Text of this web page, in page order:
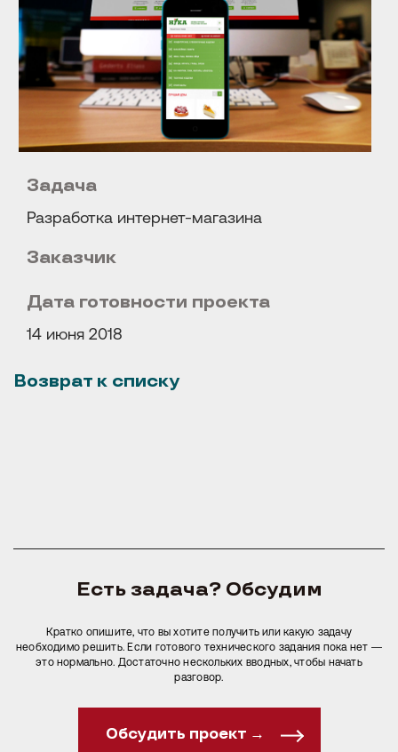
Обсудить проект →
Задача
Разработка интернет-магазина
Заказчик
Дата готовности проекта
14 июня 2018
Возврат к списку
Есть задача? Обсудим
Кратко опишите, что вы хотите получить или какую задачу
необходимо решить. Если готового технического задания пока нет —
это нормально. Достаточно нескольких вводных, чтобы начать
разговор.
Обсудить проект →